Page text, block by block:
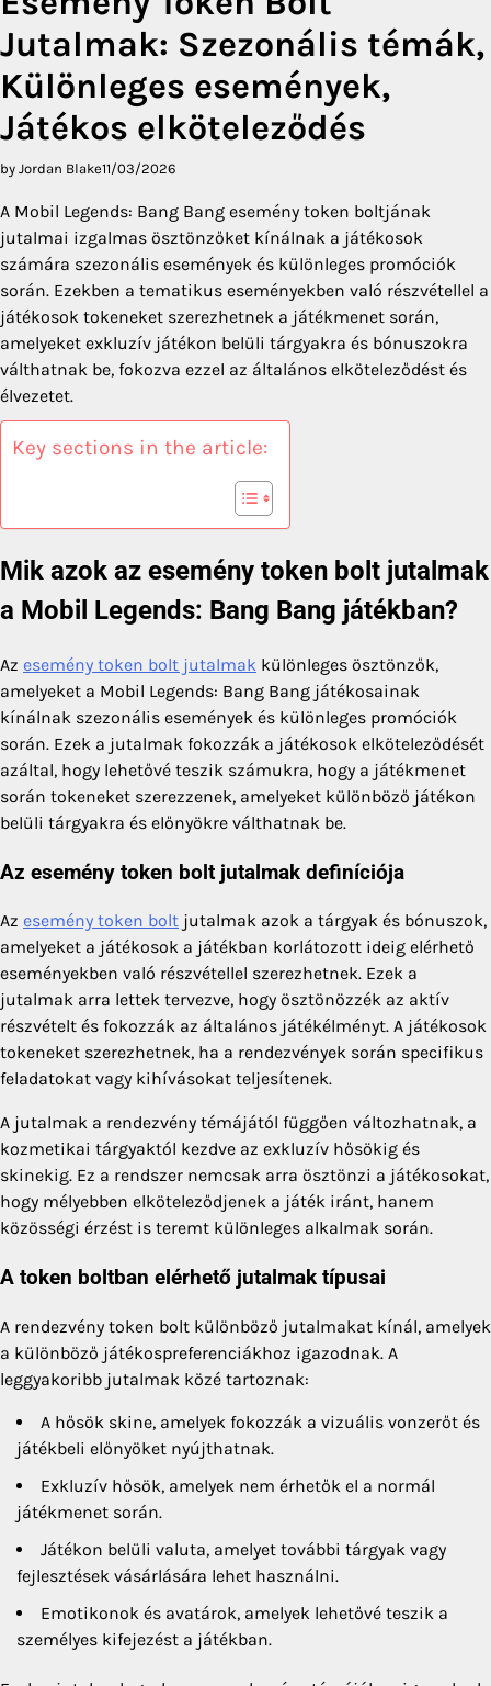
Jutalmak: Szezonális témák,
Különleges események,
Játékos elköteleződés
by Jordan Blake11/03/2026
A Mobil Legends: Bang Bang esemény token boltjának
jutalmai izgalmas ösztönzőket kínálnak a játékosok
számára szezonális események és különleges promóciók
során. Ezekben a tematikus eseményekben való részvétellel a
játékosok tokeneket szerezhetnek a játékmenet során,
amelyeket exkluzív játékon belüli tárgyakra és bónuszokra
válthatnak be, fokozva ezzel az általános elköteleződést és
élvezetet.
Key sections in the article:
Mik azok az esemény token bolt jutalmak
a Mobil Legends: Bang Bang játékban?
Az esemény token bolt jutalmak különleges ösztönzők,
amelyeket a Mobil Legends: Bang Bang játékosainak
kínálnak szezonális események és különleges promóciók
során. Ezek a jutalmak fokozzák a játékosok elköteleződését
azáltal, hogy lehetővé teszik számukra, hogy a játékmenet
során tokeneket szerezzenek, amelyeket különböző játékon
belüli tárgyakra és előnyökre válthatnak be.
Az esemény token bolt jutalmak definíciója
Az esemény token bolt jutalmak azok a tárgyak és bónuszok,
amelyeket a játékosok a játékban korlátozott ideig elérhető
eseményekben való részvétellel szerezhetnek. Ezek a
jutalmak arra lettek tervezve, hogy ösztönözzék az aktív
részvételt és fokozzák az általános játékélményt. A játékosok
tokeneket szerezhetnek, ha a rendezvények során specifikus
feladatokat vagy kihívásokat teljesítenek.
A jutalmak a rendezvény témájától függően változhatnak, a
kozmetikai tárgyaktól kezdve az exkluzív hősökig és
skinekig. Ez a rendszer nemcsak arra ösztönzi a játékosokat,
hogy mélyebben elköteleződjenek a játék iránt, hanem
közösségi érzést is teremt különleges alkalmak során.
A token boltban elérhető jutalmak típusai
A rendezvény token bolt különböző jutalmakat kínál, amelyek
a különböző játékospreferenciákhoz igazodnak. A
leggyakoribb jutalmak közé tartoznak:
A hősök skine, amelyek fokozzák a vizuális vonzerőt és
játékbeli előnyöket nyújthatnak.
Exkluzív hősök, amelyek nem érhetők el a normál
játékmenet során.
Játékon belüli valuta, amelyet további tárgyak vagy
fejlesztések vásárlására lehet használni.
Emotikonok és avatárok, amelyek lehetővé teszik a
személyes kifejezést a játékban.